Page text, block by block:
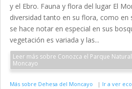
y el Ebro. Fauna y flora del lugar El
diversidad tanto en su flora, como en
se hace notar en especial en sus
vegetación es variada y las...
Leer más sobre Conozca el Parque
Moncayo
Más sobre Dehesa del Moncayo | Ir a